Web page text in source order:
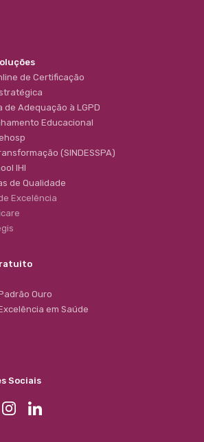
de Certificação
de Adequação à LGPD
Educacional
(SINDESSPA)
IHI
de Qualidade
Excelência
Ouro
em Saúde
Sociais